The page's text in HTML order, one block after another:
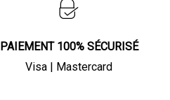
page
produit
PAIEMENT 100% SÉCURISÉ
Visa | Mastercard